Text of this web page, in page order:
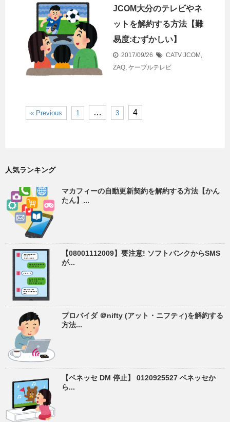
JCOM大分のテレビやネ
ットを解約する方法【難
易度:むずかしい】
2017/09/26 CATV JCOM ,
ZAQ, ケーブルテレビ
« Previous 1 … 3 4
人気ランキング
マカフィーの自動更新契約を解約する方法【かん
たん】...
【08001112009】要注意! ソフトバンクからSMS
が...
プロバイダ ＠nifty (アット・ニフティ)を解約する
方法...
【ベネッセ DM 停止】 0120925527 ベネッセか
ら...